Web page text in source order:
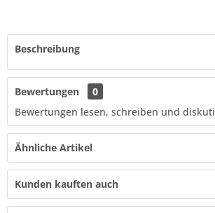
Beschreibung
Bewertungen
0
Bewertungen lesen, schreiben und
Ähnliche Artikel
Kunden kauften auch